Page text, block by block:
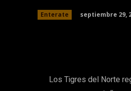
Enterate septiembre 29,
Los Tigres del Norte